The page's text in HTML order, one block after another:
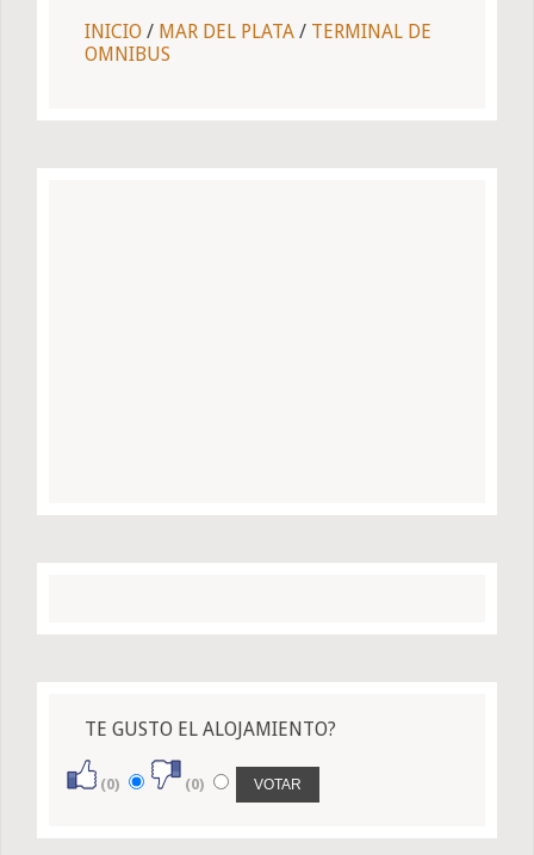
INICIO / MAR DEL PLATA / TERMINAL DE
OMNIBUS
TE GUSTO EL ALOJAMIENTO?
(0) (0)